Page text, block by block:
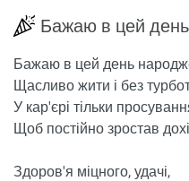
Бажаю в цей
Бажаю в цей день
Щасливо жити і без
У кар'єрі тільки
Щоб постійно зростав
Здоров'я міцного, удачі,